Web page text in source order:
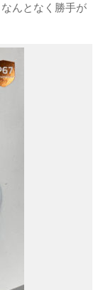
んとなく勝手が